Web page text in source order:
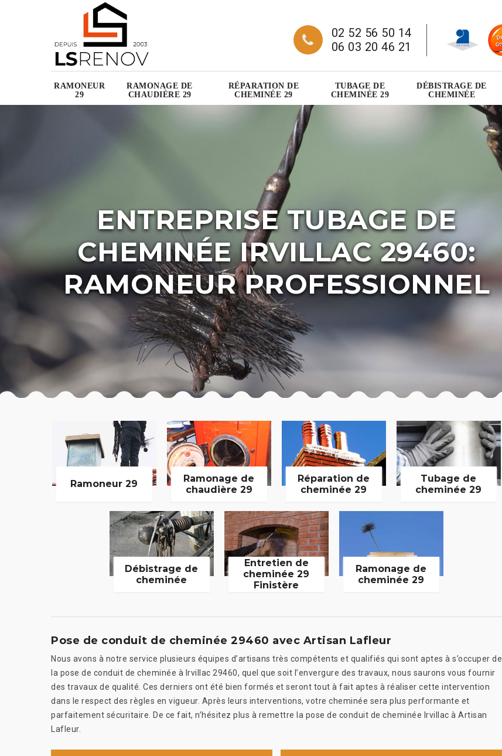
02 52 56 50 14
06 03 20 46 21
RAMONEUR
29
RAMONAGE DE
CHAUDIÈRE 29
RÉPARATION DE
CHEMINÉE 29
TUBAGE DE
CHEMINÉE 29
DÉBISTRAGE DE
CHEMINÉE
ENTREPRISE TUBAGE DE
CHEMINÉE IRVILLAC 29460:
RAMONEUR PROFESSIONNEL
Ramoneur 29
Ramonage de
chaudière 29
Réparation de
cheminée 29
Tubage de
cheminée 29
Débistrage de
cheminée
Entretien de
cheminée 29
Finistère
Ramonage de
cheminée 29
Pose de conduit de cheminée 29460 avec Artisan Lafleur
Nous avons à notre service plusieurs équipes d’artisans très compétents et qualifiés qui sont aptes à s’occuper de
la pose de conduit de cheminée à Irvillac 29460, quel que soit l’envergure des travaux, nous saurons vous fournir
des travaux de qualité. Ces derniers ont été bien formés et seront tout à fait aptes à réaliser cette intervention
dans le respect des règles en vigueur. Après leurs interventions, votre cheminée sera plus performante et
parfaitement sécuritaire. De ce fait, n’hésitez plus à remettre la pose de conduit de cheminée Irvillac à Artisan
Lafleur.